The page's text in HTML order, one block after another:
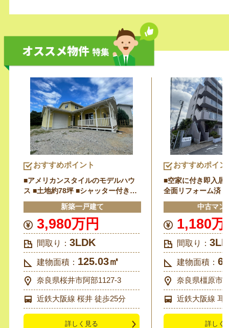
おすすめポイント
■アメリカンスタイルのモデルハウ
ス ■土地約78坪 ■シャッター付きガ
レージ
新築一戸建て
3,980万円
間取り：3LDK
建物面積： 125.03㎡
奈良県桜井市阿部1127-3
近鉄大阪線 桜井 徒歩25分
詳しく見る
おすすめポイン
■空家に付き即入
全面リフォーム済
（規約有） ■オー
■告知事項有（死後
中古マン
1,180万
間取り：
建物面積：
奈良県橿原市
近鉄大阪線 耳
詳しく